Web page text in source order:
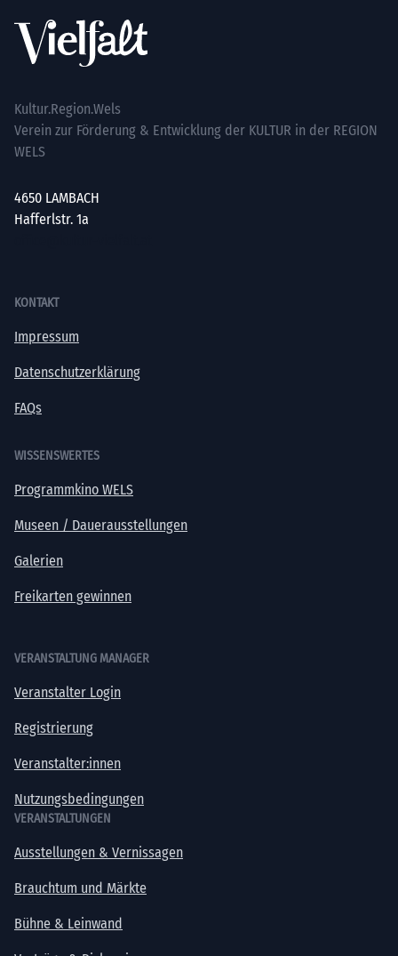
Kultur.Region.Wels
Verein zur Förderung & Entwicklung der KULTUR in der REGION
WELS
4650 LAMBACH
Hafferlstr. 1a
KONTAKT
Impressum
Datenschutzerklärung
FAQs
WISSENSWERTES
Programmkino WELS
Museen / Dauerausstellungen
Galerien
Freikarten gewinnen
VERANSTALTUNG MANAGER
Veranstalter Login
Registrierung
Veranstalter:innen
Nutzungsbedingungen
VERANSTALTUNGEN
Ausstellungen & Vernissagen
Brauchtum und Märkte
Bühne & Leinwand